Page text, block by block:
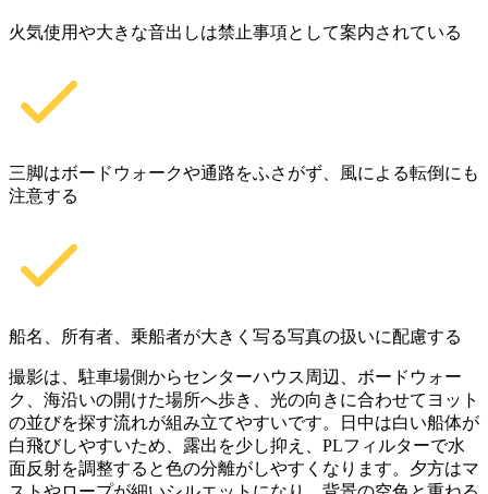
火気使用や大きな音出しは禁止事項として案内されている
三脚はボードウォークや通路をふさがず、風による転倒にも
注意する
船名、所有者、乗船者が大きく写る写真の扱いに配慮する
撮影は、駐車場側からセンターハウス周辺、ボードウォー
ク、海沿いの開けた場所へ歩き、光の向きに合わせてヨット
の並びを探す流れが組み立てやすいです。日中は白い船体が
白飛びしやすいため、露出を少し抑え、PLフィルターで水
面反射を調整すると色の分離がしやすくなります。夕方はマ